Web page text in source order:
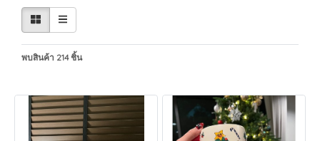
พบสินค้า 214 ชิ้น